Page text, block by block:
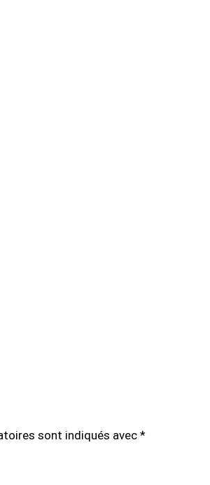
sont indiqués avec *